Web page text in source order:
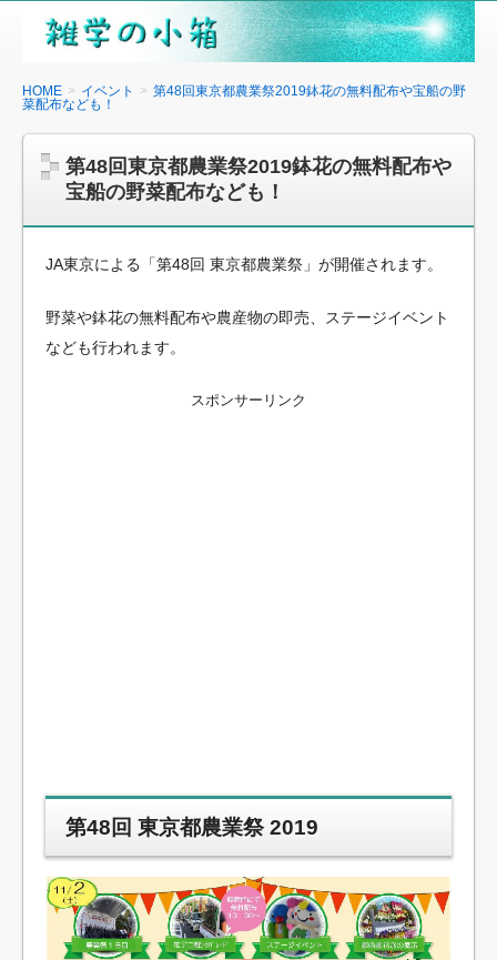
雑
の
箱
HOME イベント
第48回東京都農業祭2019鉢花の無料配布や宝船の野
菜配布なども！
第48回東京都農業祭2019鉢花の無料配布や
宝船の野菜配布なども！
JA東京による「第48回 東京都農業祭」が開催されます。
野菜や鉢花の無料配布や農産物の即売、ステージイベント
なども行われます。
スポンサーリンク
第48回 東京都農業祭 2019